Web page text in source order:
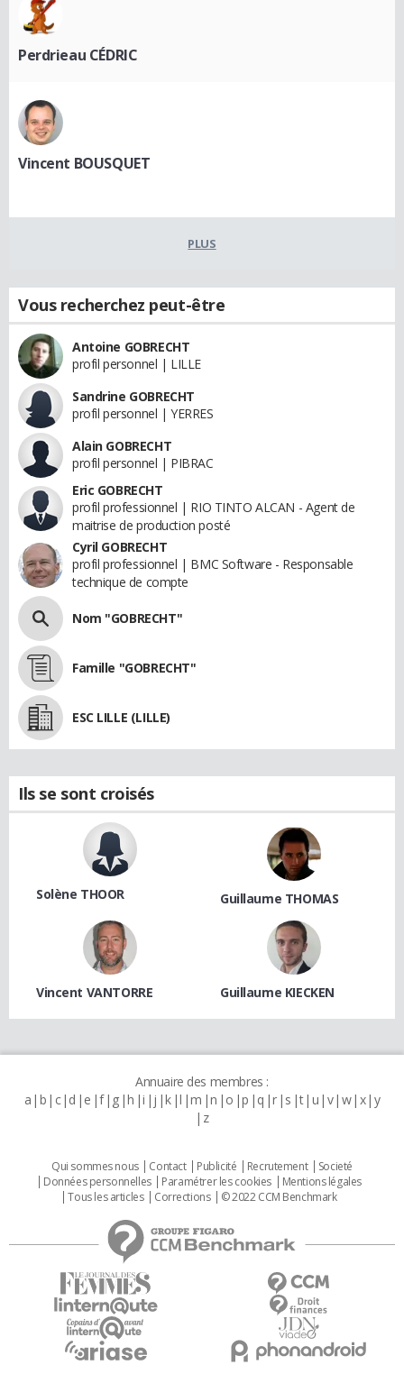
Perdrieau CÉDRIC
Vincent BOUSQUET
PLUS
Vous recherchez peut-être
Antoine GOBRECHT
profil personnel | LILLE
Sandrine GOBRECHT
profil personnel | YERRES
Alain GOBRECHT
profil personnel | PIBRAC
Eric GOBRECHT
profil professionnel | RIO TINTO ALCAN - Agent de
maitrise de production posté
Cyril GOBRECHT
profil professionnel | BMC Software - Responsable
technique de compte
Nom "GOBRECHT"
Famille "GOBRECHT"
ESC LILLE (LILLE)
Ils se sont croisés
Solène THOOR Guillaume THOMAS
Vincent VANTORRE Guillaume KIECKEN
Annuaire des membres :
a b c d e f g h i j k l m n o p q r s t u v w x y
z
Qui sommes nous Contact Publicité Recrutement
Societé
Données personnelles
Paramétrer les cookies
Mentions légales
Tous les articles
Corrections © 2022 CCM Benchmark